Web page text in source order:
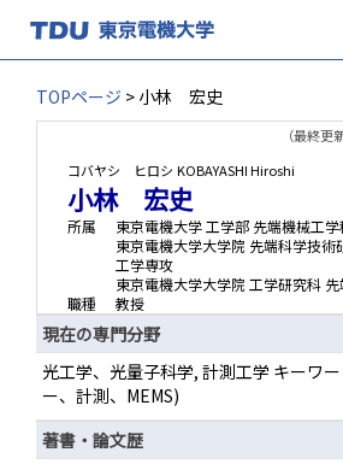
TOPページ > 小林 宏史
（最終更
コバヤシ ヒロシ KOBAYASHI Hiroshi
小林 宏史
所属
東京電機大学 工学部 先端機械工学
東京電機大学大学院 先端科学技術
工学専攻
東京電機大学大学院 工学研究科
職種
教授
現在の専門分野
光工学、光量子科学, 計測工学 キーワ
ー、計測、MEMS)
著書・論文歴